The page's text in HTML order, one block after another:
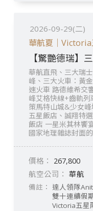
2026-09-29(二)
華航夏｜
【驚艷德瑞】
華航直飛、三大瑞
峰、三大火車：黃
速火車 路德維希交
峰艾格快線+齒軌列
策馬特山城&少女
五星飯店、誠翔特
飯店 一星米其林饗
國家地理雜誌封面
267,800
華航
達人領隊
雙十連續假
Victoria五星